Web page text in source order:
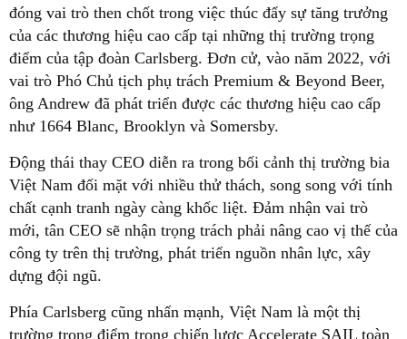
đóng vai trò then chốt trong việc thúc đẩy sự tăng trưởng
của các thương hiệu cao cấp tại những thị trường trọng
điểm của tập đoàn Carlsberg. Đơn cử, vào năm 2022, với
vai trò Phó Chủ tịch phụ trách Premium & Beyond Beer,
ông Andrew đã phát triển được các thương hiệu cao cấp
như 1664 Blanc, Brooklyn và Somersby.
Động thái thay CEO diễn ra trong bối cảnh thị trường bia
Việt Nam đối mặt với nhiều thử thách, song song với tính
chất cạnh tranh ngày càng khốc liệt. Đảm nhận vai trò
mới, tân CEO sẽ nhận trọng trách phải nâng cao vị thế của
công ty trên thị trường, phát triển nguồn nhân lực, xây
dựng đội ngũ.
Phía Carlsberg cũng nhấn mạnh, Việt Nam là một thị
trường trọng điểm trong chiến lược Accelerate SAIL toàn